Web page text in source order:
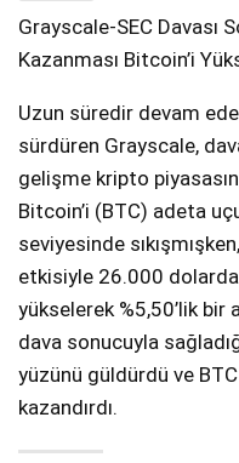
Grayscale-SEC Davası
Kazanması Bitcoin’i
Uzun süredir devam
sürdüren Grayscale,
gelişme kripto
Bitcoin’i (BTC) adeta
seviyesinde
etkisiyle 26.000
yükselerek %5,50’lik bir
dava sonucuyla
yüzünü güldürdü ve
kazandırdı.